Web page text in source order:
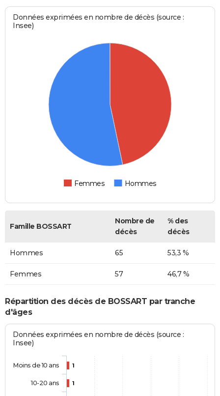
Données exprimées en nombre de décès (source :
Insee)
Femmes Hommes
Famille BOSSART
Nombre de
décès
% des
décès
Hommes 65 53,3 %
Femmes 57 46,7 %
Répartition des décès de BOSSART par tranche
d'âges
Données exprimées en nombre de décès (source :
Insee)
1
1
Moins de 10 ans
10-20 ans